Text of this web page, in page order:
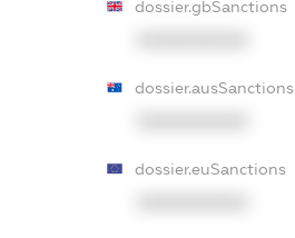
dossier.gbSanctions
dossier.ausSanctions
dossier.euSanctions